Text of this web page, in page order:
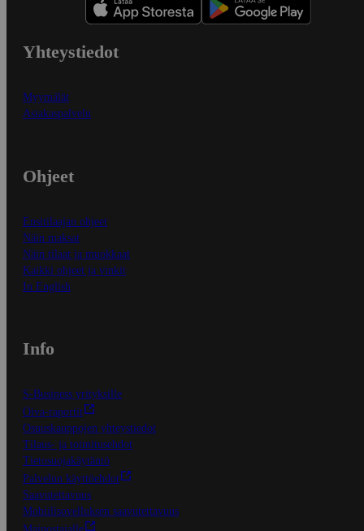
Yhteystiedot
Myymälät
Asiakaspalvelu
Ohjeet
Ensitilaajan ohjeet
Näin maksat
Näin tilaat ja muokkaat
Kaikki ohjeet ja vinkit
In English
Info
S-Business yrityksille
Oiva-raportit
Osuuskauppojen yhteystiedot
Tilaus- ja toimitusehdot
Tietosuojakäytäntö
Palvelun käyttöehdot
Saavutettavuus
Mobiilisovelluksen saavutettavuus